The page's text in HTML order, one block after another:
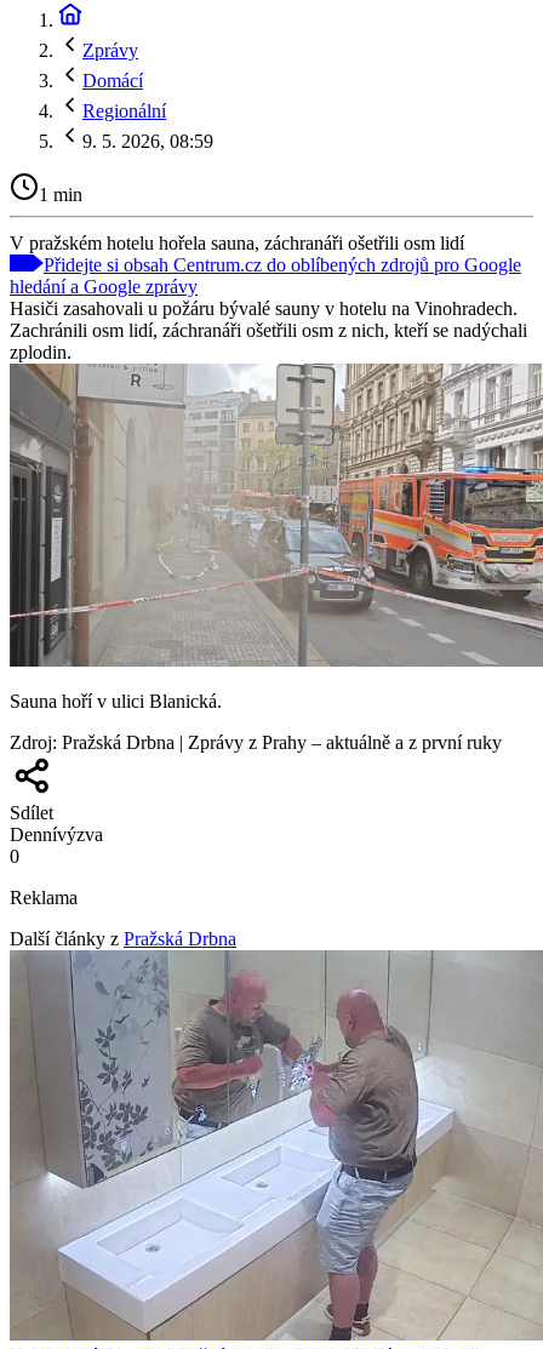
Zprávy
Domácí
Regionální
9. 5. 2026, 08:59
1 min
V pražském hotelu hořela sauna, záchranáři ošetřili osm lidí
Přidejte si obsah Centrum.cz do oblíbených zdrojů pro Google
hledání a Google zprávy
Hasiči zasahovali u požáru bývalé sauny v hotelu na Vinohradech.
Zachránili osm lidí, záchranáři ošetřili osm z nich, kteří se nadýchali
zplodin.
Sauna hoří v ulici Blanická.
Zdroj: Pražská Drbna | Zprávy z Prahy – aktuálně a z první ruky
Sdílet
Dennívýzva
0
Reklama
Další články z Pražská Drbna